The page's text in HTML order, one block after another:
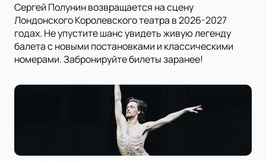
Сергей Полунин возвращается на сцену
Лондонского Королевского театра в 2026-2027
годах. Не упустите шанс увидеть живую легенду
балета с новыми постановками и классическими
номерами. Забронируйте билеты заранее!